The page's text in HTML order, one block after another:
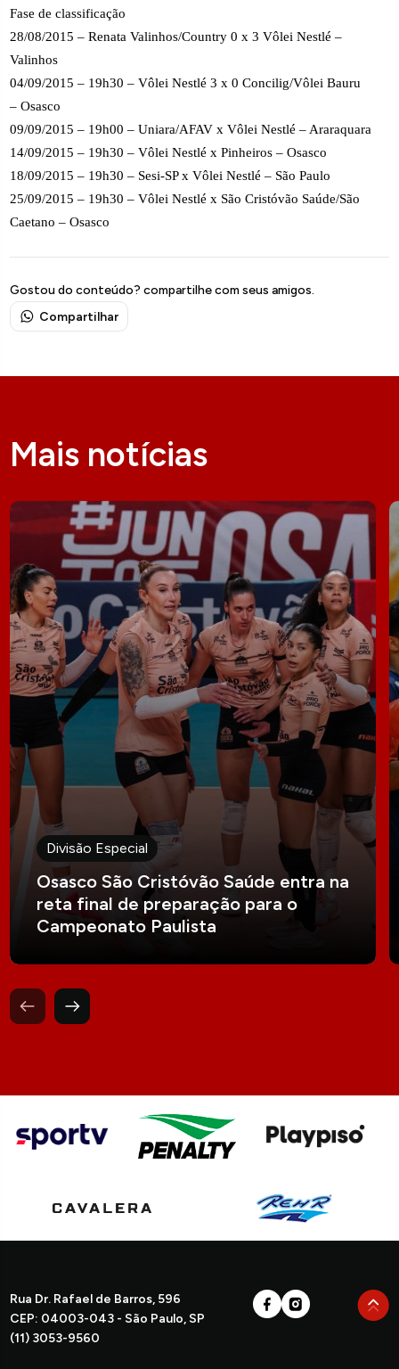
Fase de classificação
28/08/2015 – Renata Valinhos/Country 0 x 3 Vôlei Nestlé –
Valinhos
04/09/2015 – 19h30 – Vôlei Nestlé 3 x 0 Concilig/Vôlei Bauru
– Osasco
09/09/2015 – 19h00 – Uniara/AFAV x Vôlei Nestlé – Araraquara
14/09/2015 – 19h30 – Vôlei Nestlé x Pinheiros – Osasco
18/09/2015 – 19h30 – Sesi-SP x Vôlei Nestlé – São Paulo
25/09/2015 – 19h30 – Vôlei Nestlé x São Cristóvão Saúde/São
Caetano – Osasco
Gostou do conteúdo? compartilhe com seus amigos.
Compartilhar
Mais notícias
Divisão Especial
Osasco São Cristóvão Saúde entra na
reta final de preparação para o
Campeonato Paulista
Rua Dr. Rafael de Barros, 596
CEP: 04003-043 - São Paulo, SP
(11) 3053-9560